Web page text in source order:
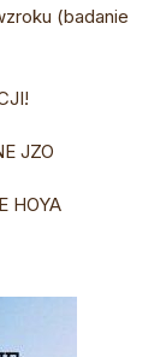
(badanie
JZO
HOYA